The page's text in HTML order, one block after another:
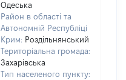
Одеська
Район в області та
Автономній Республіці
Крим: Роздільнянський
Територіальна громада:
Захарівська
Тип населеного пункту: